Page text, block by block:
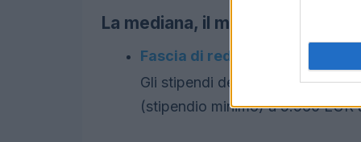
La mediana, il massimo, il
Fascia di reddito
Gli stipendi degli insegnanti nei
(stipendio minimo) a 5.960